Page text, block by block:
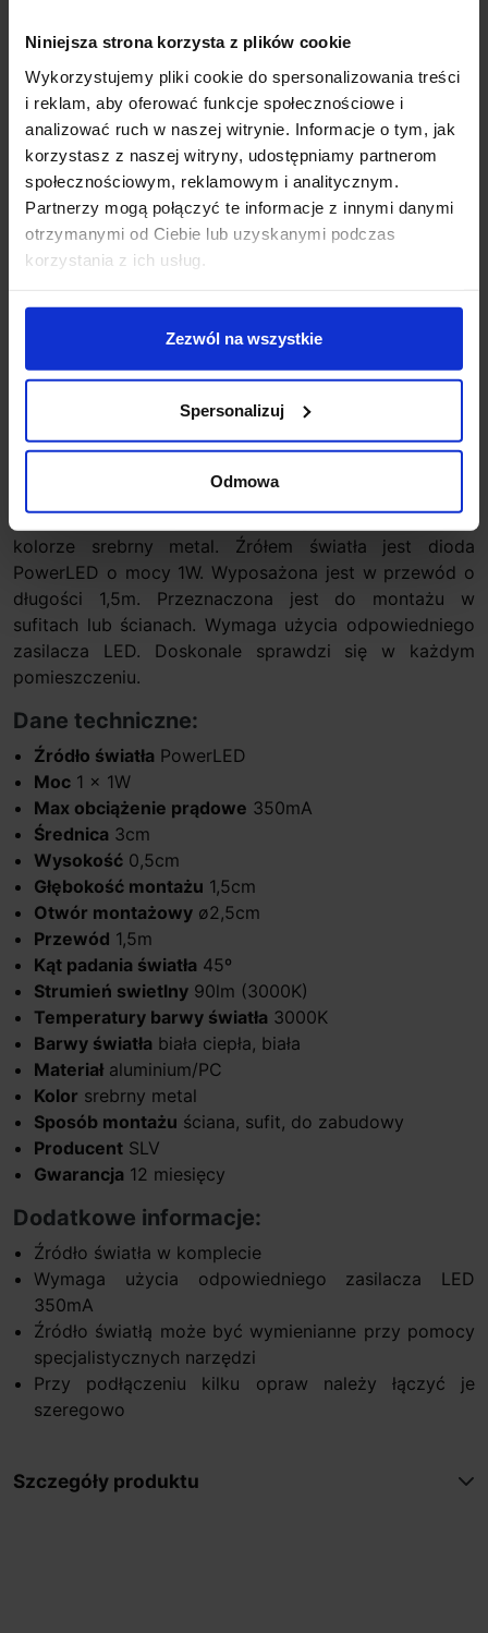
Niniejsza strona korzysta z plików cookie
Wykorzystujemy pliki cookie do spersonalizowania treści
i reklam, aby oferować funkcje społecznościowe i
analizować ruch w naszej witrynie. Informacje o tym, jak
korzystasz z naszej witryny, udostępniamy partnerom
społecznościowym, reklamowym i analitycznym.
Partnerzy mogą połączyć te informacje z innymi danymi
otrzymanymi od Ciebie lub uzyskanymi podczas
korzystania z ich usług.
Zezwól na wszystkie
Spersonalizuj
Odmowa
Metody płatności
Koszt dostawy
Zapytaj o produkt
Nowoczesna oprawa sufitowaSLV Dekled , 112242
sufitowa renomowanej firmySLV
aluminium i tworzywa sztucznego. Wykończona w
kolorze srebrny metal. Źrółem światła jest dioda
PowerLED o mocy 1W. Wyposażona jest w przewód o
długości 1,5m. Przeznaczona jest do montażu w
sufitach lub ścianach. Wymaga użycia odpowiedniego
zasilacza LED. Doskonale sprawdzi się w każdym
pomieszczeniu.
Dane techniczne:
Źródło światła PowerLED
Moc 1 x 1W
Max obciążenie prądowe 350mA
Średnica 3cm
Wysokość 0,5cm
Głębokość montażu 1,5cm
Otwór montażowy ø2,5cm
Przewód 1,5m
Kąt padania światła 45º
Strumień swietlny 90lm (3000K)
Temperatury barwy światła 3000K
Barwy światła biała ciepła, biała
Materiał aluminium/PC
Kolor srebrny metal
Sposób montażu ściana, sufit, do zabudowy
Producent SLV
Gwarancja 12 miesięcy
Dodatkowe informacje:
Źródło światła w komplecie
Wymaga użycia odpowiedniego zasilacza LED
350mA
Źródło światłą może być wymienianne przy pomocy
specjalistycznych narzędzi
Przy podłączeniu kilku opraw należy łączyć je
szeregowo
Szczegóły produktu